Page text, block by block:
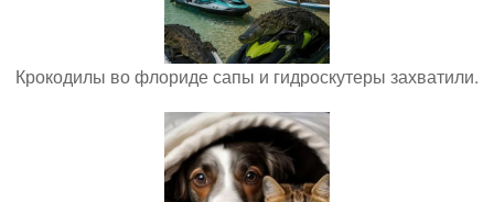
Крокодилы во флориде сапы и гидроскутеры захватили.